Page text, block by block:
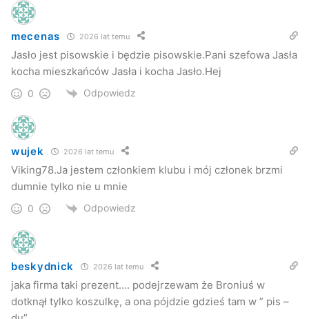
mecenas 2026 lat temu
Jasło jest pisowskie i będzie pisowskie.Pani szefowa Jasła
kocha mieszkańców Jasła i kocha Jasło.Hej
0 Odpowiedz
wujek 2026 lat temu
Viking78.Ja jestem członkiem klubu i mój członek brzmi
dumnie tylko nie u mnie
0 Odpowiedz
beskydnick 2026 lat temu
jaka firma taki prezent…. podejrzewam że Broniuś w
dotknął tylko koszulkę, a ona pójdzie gdzieś tam w ” pis –